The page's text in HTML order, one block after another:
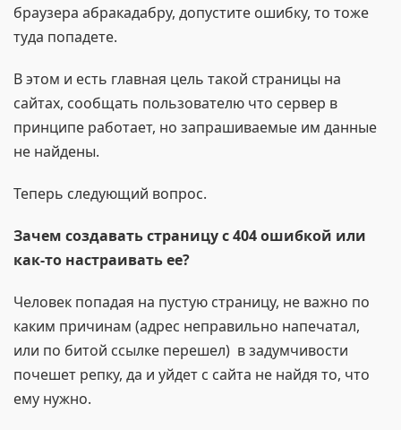
браузера абракадабру, допустите ошибку, то тоже
туда попадете.
В этом и есть главная цель такой страницы на
сайтах, сообщать пользователю что сервер в
принципе работает, но запрашиваемые им данные
не найдены.
Теперь следующий вопрос.
Зачем создавать страницу с 404 ошибкой или
как-то настраивать ее?
Человек попадая на пустую страницу, не важно по
каким причинам (адрес неправильно напечатал,
или по битой ссылке перешел) в задумчивости
почешет репку, да и уйдет с сайта не найдя то, что
ему нужно.